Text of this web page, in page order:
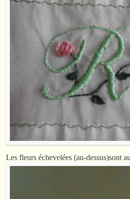
Les fleurs échevelées (au-dessus)sont